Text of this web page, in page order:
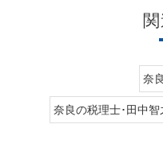
奈良
奈良の税理士･田中